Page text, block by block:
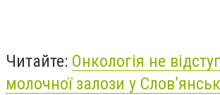
Читайте: Онкологія не
молочної залози у